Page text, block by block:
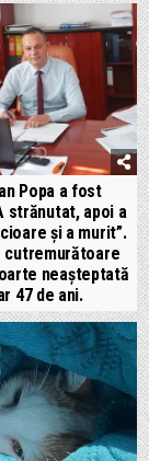
Popa a fost
strănutat, apoi a
și a murit”.
cutremurătoare
neașteptată
47 de ani.